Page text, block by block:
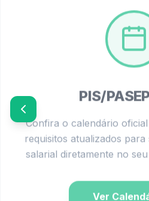
PIS/
Confira o calendário
requisitos atualizados
salarial diretamente no
Ver